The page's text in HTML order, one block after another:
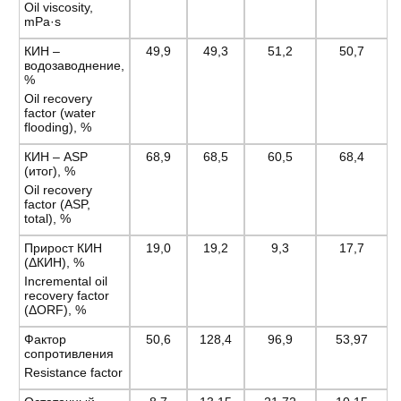
Oil viscosity,
mPa·s
КИН –
водозаводнение,
%
Oil recovery
factor (water
flooding), %
49,9 49,3 51,2 50,7
КИН – ASP
(итог), %
Oil recovery
factor (ASP,
total), %
68,9 68,5 60,5 68,4
Прирост КИН
(ΔКИН), %
Incremental oil
recovery factor
(ΔORF), %
19,0 19,2 9,3 17,7
Фактор
сопротивления
Resistance factor
50,6 128,4 96,9 53,97